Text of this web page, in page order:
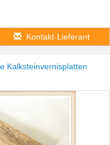
Kontakt-Lieferant
Kalksteinvernisplatten